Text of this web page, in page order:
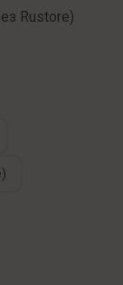
Rustore)